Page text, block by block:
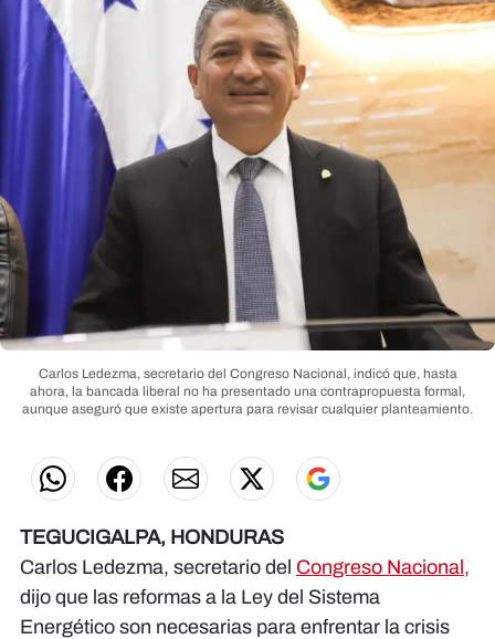
Carlos Ledezma, secretario del Congreso Nacional, indicó que, hasta
ahora, la bancada liberal no ha presentado una contrapropuesta formal,
aunque aseguró que existe apertura para revisar cualquier planteamiento.
TEGUCIGALPA, HONDURAS
Carlos Ledezma, secretario del Congreso Nacional,
dijo que las reformas a la Ley del Sistema
Energético son necesarias para enfrentar la crisis